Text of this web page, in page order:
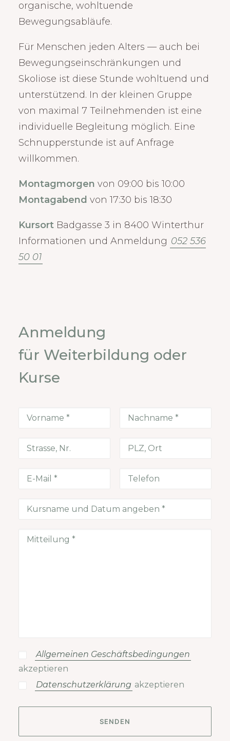
organische, wohltuende
Bewegungsabläufe.
Für Menschen jeden Alters — auch bei
Bewegungseinschränkungen und
Skoliose ist diese Stunde wohltuend und
unterstützend. In der kleinen Gruppe
von maximal 7 Teilnehmenden ist eine
individuelle Begleitung möglich. Eine
Schnupperstunde ist auf Anfrage
willkommen.
Montagmorgen von 09:00 bis 10:00
Montagabend von 17:30 bis 18:30
Kursort Badgasse 3 in 8400 Winterthur
Informationen und Anmeldung 052 536
50 01
Anmeldung
für Weiterbildung oder
Kurse
Allgemeinen Geschäftsbedingungen
akzeptieren
Datenschutzerklärung akzeptieren